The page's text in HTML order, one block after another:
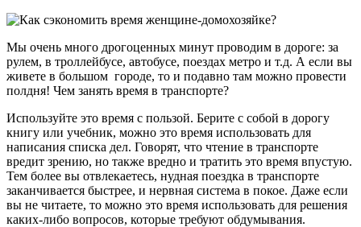
Мы очень много дрогоценных минут проводим в дороге: за
рулем, в троллейбусе, автобусе, поездах метро и т.д. А если вы
живете в большом городе, то и подавно там можно провести
полдня! Чем занять время в транспорте?
Используйте это время с пользой. Берите с собой в дорогу
книгу или учебник, можно это время использовать для
написания списка дел. Говорят, что чтение в транспорте
вредит зрению, но также вредно и тратить это время впустую.
Тем более вы отвлекаетесь, нудная поездка в транспорте
заканчивается быстрее, и нервная система в покое. Даже если
вы не читаете, то можно это время использовать для решения
каких-либо вопросов, которые требуют обдумывания.